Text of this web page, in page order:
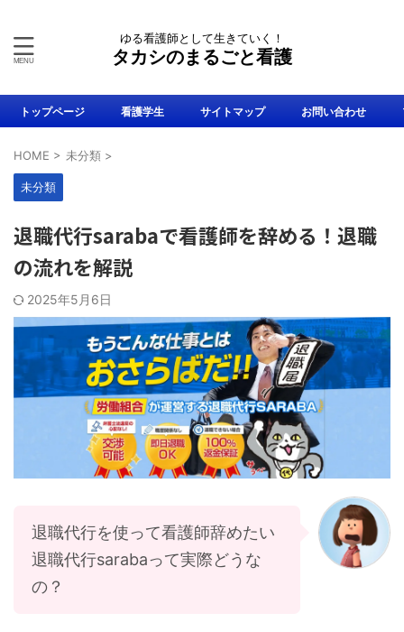
ゆる看護師として生きていく！
タカシのまるごと看護
トップページ 看護学生 サイトマップ お問い合わせ
HOME > 未分類 >
未分類
退職代行sarabaで看護師を辞める！退職
の流れを解説
2025年5月6日
退職代行を使って看護師辞めたい
退職代行sarabaって実際どうな
の？